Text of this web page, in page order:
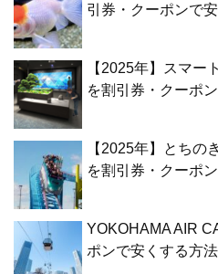
引券・クーポンで
【2025年】スマー
を割引券・クーポ
【2025年】とちの
を割引券・クーポ
YOKOHAMA AIR
ポンで安くする方法